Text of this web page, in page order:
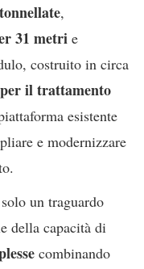
,
31 metri e
costruito in circa
il trattamento
esistente
e modernizzare
un traguardo
della capacità di
combinando